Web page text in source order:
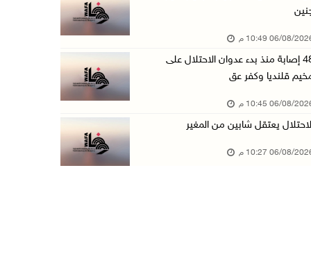
الاحتلال يخطر بإزالة أشجار زيتون والاستيلاء ع ...
رابطة العالم الإسلامي تدين تواصل انتهاكات الا ...
الاحتلال يدمّر بيت الزوجية قبل ساعات من الزفا ...
08/2026 10:49 م
48 إصابة منذ بدء عدوان الاحتلال على
قلنديا وكفر عق
08/2026 10:45 م
يعتقل شابين من المغير
08/2026 10:27 م